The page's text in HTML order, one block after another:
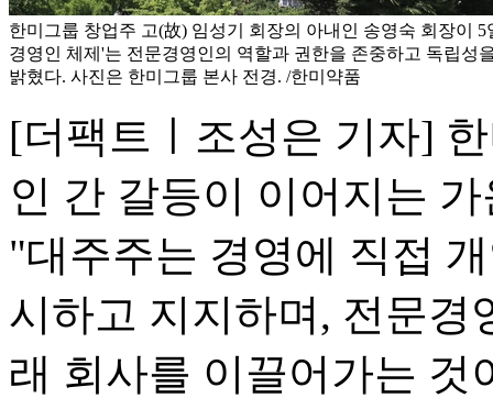
한미그룹 창업주 고(故) 임성기 회장의 아내인 송영숙 회장이
경영인 체제'는 전문경영인의 역할과 권한을 존중하고 독립성
밝혔다. 사진은 한미그룹 본사 전경. /한미약품
[더팩트ㅣ조성은 기자]
인 간 갈등이 이어지는
"대주주는 경영에 직접
시하고 지지하며, 전문경
래 회사를 이끌어가는 것